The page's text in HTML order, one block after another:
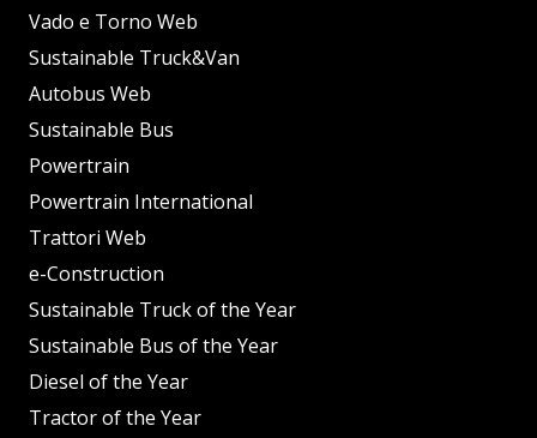
Vado e Torno Web
Sustainable Truck&Van
Autobus Web
Sustainable Bus
Powertrain
Powertrain International
Trattori Web
e-Construction
Sustainable Truck of the Year
Sustainable Bus of the Year
Diesel of the Year
Tractor of the Year